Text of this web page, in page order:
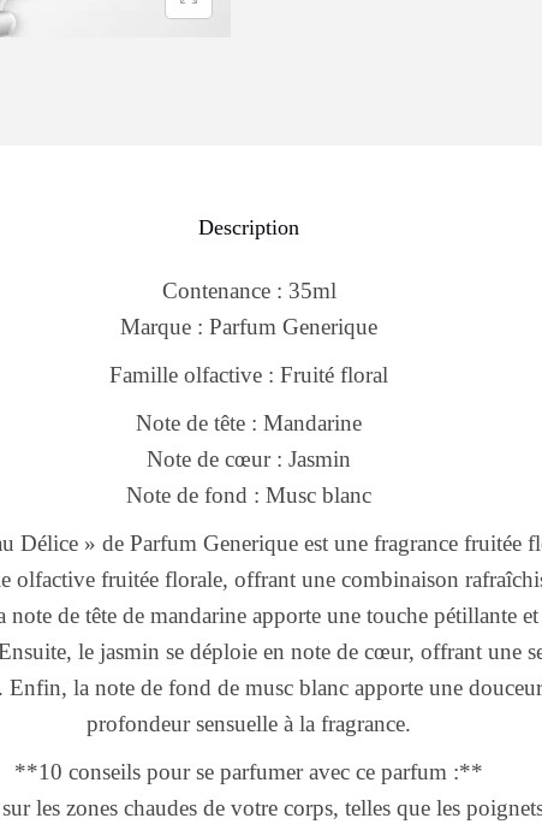
Description
Contenance : 35ml
Marque : Parfum Generique
Famille olfactive : Fruité floral
Note de tête : Mandarine
Note de cœur : Jasmin
Note de fond : Musc blanc
Délice » de Parfum Generique est une fragrance fruitée
olfactive fruitée florale, offrant une combinaison
note de tête de mandarine apporte une touche pétillante
le jasmin se déploie en note de cœur, offrant une
Enfin, la note de fond de musc blanc apporte une
profondeur sensuelle à la fragrance.
**10 conseils pour se parfumer avec ce parfum :**
les zones chaudes de votre corps, telles que les